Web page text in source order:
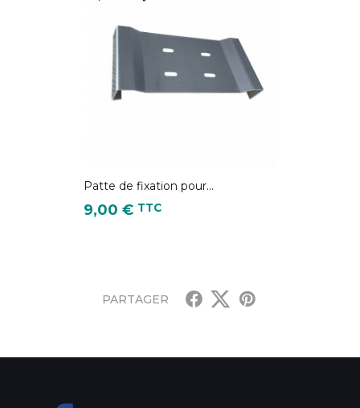
Patte de fixation pour...
Prix
9,00 € TTC
PARTAGER